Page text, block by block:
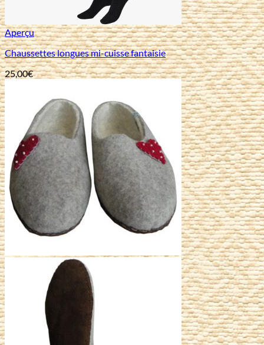
Aperçu
Chaussettes longues mi-cuisse fantaisie
25,00€